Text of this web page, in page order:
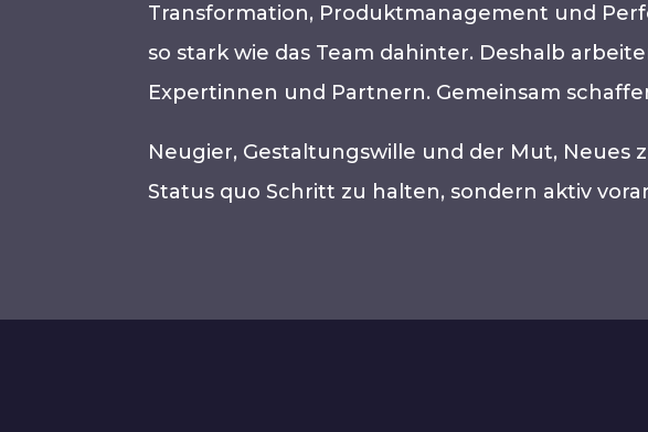
Transformation, Produktmanagement und
so stark wie das Team dahinter. Deshalb
Expertinnen und Partnern. Gemeinsam
Neugier, Gestaltungswille und der Mut, Neues
Status quo Schritt zu halten, sondern aktiv